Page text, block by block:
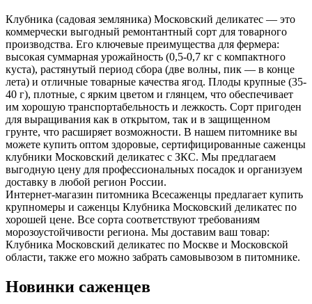
Клубника (садовая земляника) Московский деликатес — это
коммерчески выгодный ремонтантный сорт для товарного
производства. Его ключевые преимущества для фермера:
высокая суммарная урожайность (0,5-0,7 кг с компактного
куста), растянутый период сбора (две волны, пик — в конце
лета) и отличные товарные качества ягод. Плоды крупные (35-
40 г), плотные, с ярким цветом и глянцем, что обеспечивает
им хорошую транспортабельность и лежкость. Сорт пригоден
для выращивания как в открытом, так и в защищенном
грунте, что расширяет возможности. В нашем питомнике вы
можете купить оптом здоровые, сертифицированные саженцы
клубники Московский деликатес с ЗКС. Мы предлагаем
выгодную цену для профессиональных посадок и организуем
доставку в любой регион России.
Интернет-магазин питомника Всесаженцы предлагает купить
крупномеры и саженцы Клубника Московский деликатес по
хорошей цене. Все сорта соответствуют требованиям
морозоустойчивости региона. Мы доставим ваш товар:
Клубника Московский деликатес по Москве и Московской
области, также его можно забрать самовывозом в питомнике.
Новинки саженцев